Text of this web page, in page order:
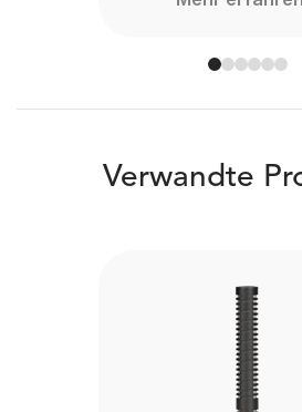
Verwandte